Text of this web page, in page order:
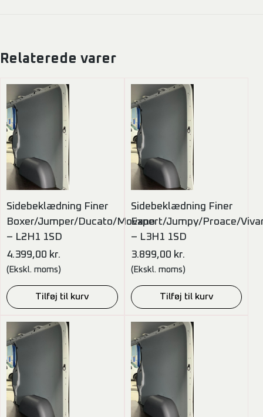
Relaterede varer
Sidebeklædning Finer
Boxer/Jumper/Ducato/Movano
– L2H1 1SD
4.399,00 kr.
(Ekskl. moms)
Tilføj til kurv
Sidebeklædning Finer
Expert/Jumpy/Proace/
– L3H1 1SD
3.899,00 kr.
(Ekskl. moms)
Tilføj til kurv